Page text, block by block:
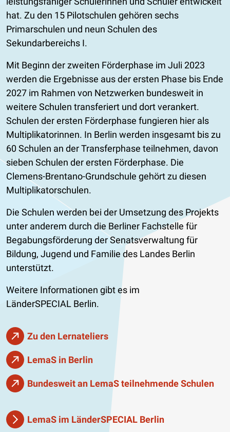
hat. Zu den 15 Pilotschulen gehören sechs
Primarschulen und neun Schulen des
Sekundarbereichs I.
Mit Beginn der zweiten Förderphase im Juli 2023
werden die Ergebnisse aus der ersten Phase bis Ende
2027 im Rahmen von Netzwerken bundesweit in
weitere Schulen transferiert und dort verankert.
Schulen der ersten Förderphase fungieren hier als
Multiplikatorinnen. In Berlin werden insgesamt bis zu
60 Schulen an der Transferphase teilnehmen, davon
sieben Schulen der ersten Förderphase. Die
Clemens-Brentano-Grundschule gehört zu diesen
Multiplikatorschulen.
Die Schulen werden bei der Umsetzung des Projekts
unter anderem durch die Berliner Fachstelle für
Begabungsförderung der Senatsverwaltung für
Bildung, Jugend und Familie des Landes Berlin
unterstützt.
Weitere Informationen gibt es im
LänderSPECIAL Berlin.
Zu den Lernateliers
LemaS in Berlin
Bundesweit an LemaS teilnehmende Schulen
LemaS im LänderSPECIAL Berlin